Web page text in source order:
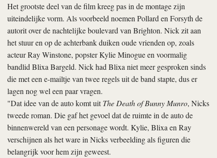
Het grootste deel van de film kreeg pas in de montage zijn
uiteindelijke vorm. Als voorbeeld noemen Pollard en Forsyth de
autorit over de nachtelijke boulevard van Brighton. Nick zit aan
het stuur en op de achterbank duiken oude vrienden op, zoals
acteur Ray Winstone, popster Kylie Minogue en voormalig
bandlid Blixa Bargeld. Nick had Blixa niet meer gesproken sinds
die met een e-mailtje van twee regels uit de band stapte, dus er
lagen nog wel een paar vragen.
"Dat idee van de auto komt uitThe Death of Bunny Munro, Nicks
tweede roman. Die gaf het gevoel dat de ruimte in de auto de
binnenwereld van een personage wordt. Kylie, Blixa en Ray
verschijnen als het ware in Nicks verbeelding als figuren die
belangrijk voor hem zijn geweest.